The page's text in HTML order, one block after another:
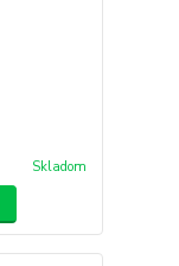
Skladom